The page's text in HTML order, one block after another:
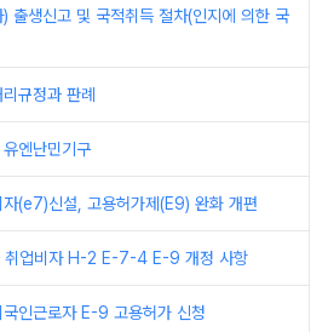
) 출생신고 및 국적취득 절차(인지에 의한 국
규정과 판례
엔난민기구
자(e7)신설, 고용허가제(E9) 완화 개편
취업비자 H-2 E-7-4 E-9 개정 사항
국인근로자 E-9 고용허가 신청